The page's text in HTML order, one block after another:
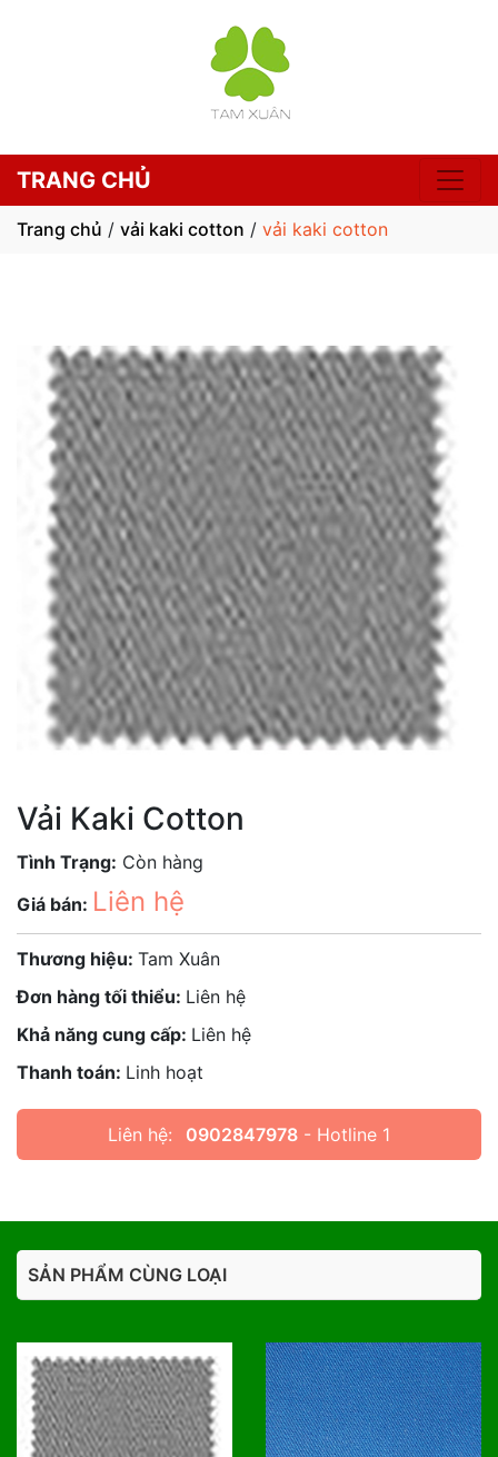
TRANG CHỦ
Trang chủ / vải kaki cotton / vải kaki cotton
Vải Kaki Cotton
Tình Trạng: Còn hàng
Giá bán: Liên hệ
Thương hiệu: Tam Xuân
Đơn hàng tối thiểu: Liên hệ
Khả năng cung cấp: Liên hệ
Thanh toán: Linh hoạt
Liên hệ: 0902847978 - Hotline 1
SẢN PHẨM CÙNG LOẠI